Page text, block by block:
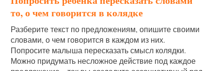
то, о чем говорится в колядке
Разберите текст по предложениям, опишите своими
словами, о чем говорится в каждом из них.
Попросите малыша пересказать смысл колядки.
Можно придумать несложное действие под каждое